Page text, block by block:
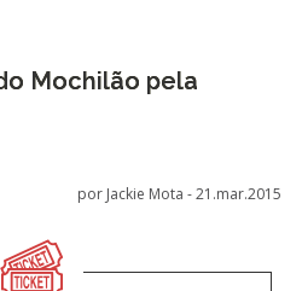
Mochilão pela
por Jackie Mota -21.mar.2015